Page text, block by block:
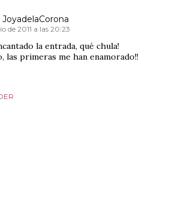
de 2011 a las 20:23
la entrada, qué chula!
las primeras me han enamorado!!